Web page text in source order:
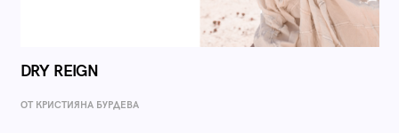
DRY REIGN
ОТ КРИСТИЯНА БУРДЕВА